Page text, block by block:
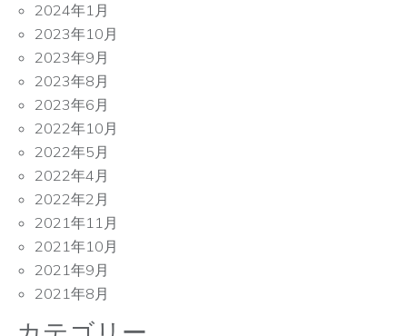
2024年1月
2023年10月
2023年9月
2023年8月
2023年6月
2022年10月
2022年5月
2022年4月
2022年2月
2021年11月
2021年10月
2021年9月
2021年8月